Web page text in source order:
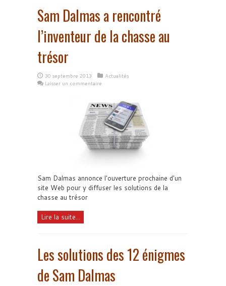
Sam Dalmas a rencontré
l’inventeur de la chasse au
trésor
30 septembre 2013
Actualités
Laisser un commentaire
Sam Dalmas annonce l'ouverture prochaine d'un
site Web pour y diffuser les solutions de la
chasse au trésor
Lire la suite...
Les solutions des 12 énigmes
de Sam Dalmas